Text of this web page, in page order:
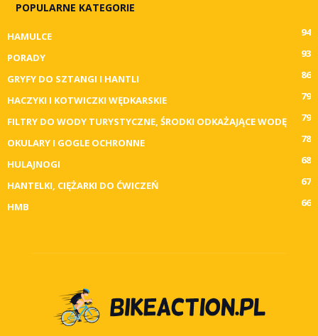
POPULARNE KATEGORIE
HAMULCE
94
PORADY
93
GRYFY DO SZTANGI I HANTLI
86
HACZYKI I KOTWICZKI WĘDKARSKIE
79
FILTRY DO WODY TURYSTYCZNE, ŚRODKI ODKAŻAJĄCE WODĘ
79
OKULARY I GOGLE OCHRONNE
78
HULAJNOGI
68
HANTELKI, CIĘŻARKI DO ĆWICZEŃ
67
HMB
66